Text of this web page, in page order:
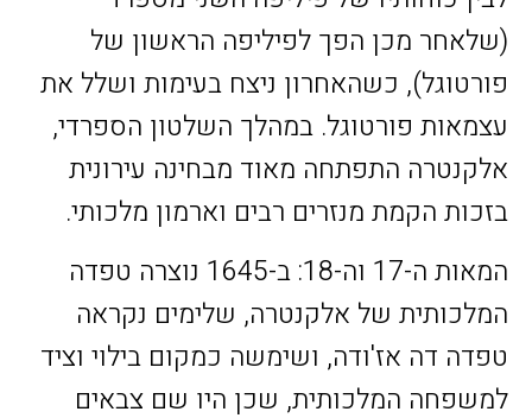
(שלאחר מכן הפך לפיליפה הראשון של
פורטוגל), כשהאחרון ניצח בעימות ושלל את
עצמאות פורטוגל. במהלך השלטון הספרדי,
אלקנטרה התפתחה מאוד מבחינה עירונית
בזכות הקמת מנזרים רבים וארמון מלכותי.
המאות ה-17 וה-18: ב-1645 נוצרה טפדה
המלכותית של אלקנטרה, שלימים נקראה
טפדה דה אז'ודה, ושימשה כמקום בילוי וציד
למשפחה המלכותית, שכן היו שם צבאים